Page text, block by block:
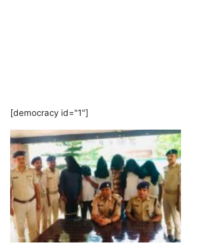
[democracy id="1"]